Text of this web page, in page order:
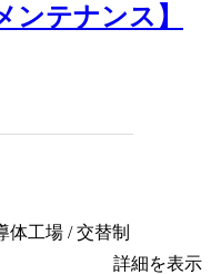
テナンス】
体工場 / 交替制
詳細を表示